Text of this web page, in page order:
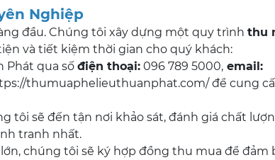
Nghiệp
đầu. Chúng tôi xây dựng một quy trình thu
và tiết kiệm thời gian cho quý khách:
Phát qua số điện thoại: 096 789 5000, email:
thumuaphelieuthuanphat.com/ để cung
tôi sẽ đến tận nơi khảo sát, đánh giá chất
tranh nhất.
chúng tôi sẽ ký hợp đồng thu mua để đảm